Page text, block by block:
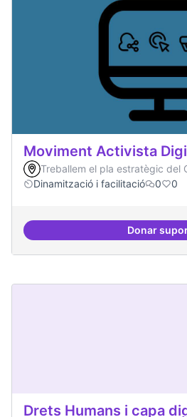
Moviment Activista
Treballem el pla estratègic del
Dinamització i facilitació
0 0
Donar
Drets Humans i capa